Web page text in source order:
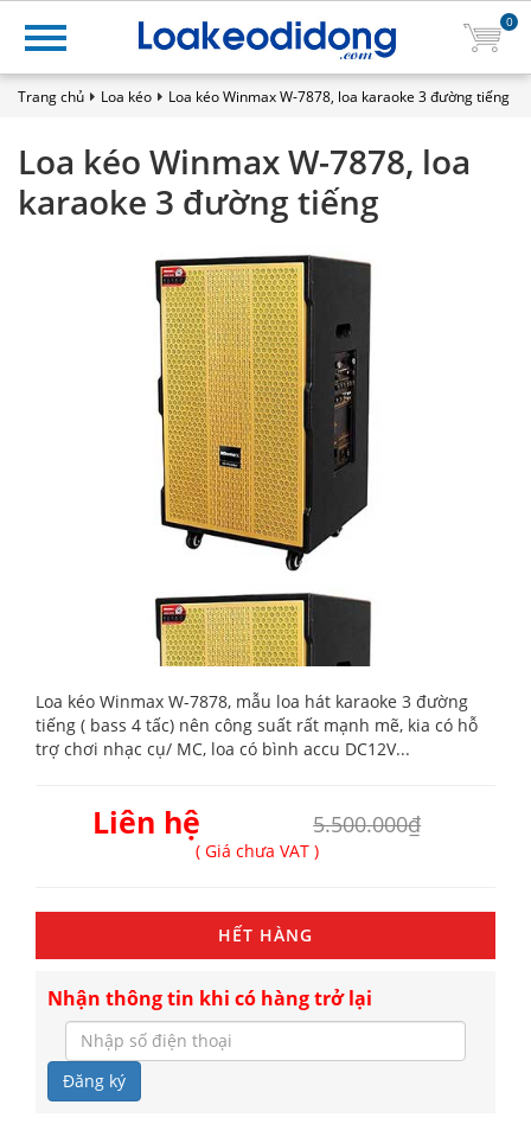
0
Trang chủ Loa kéo Loa kéo Winmax W-7878, loa karaoke 3 đường tiếng
Loa kéo Winmax W-7878, loa
karaoke 3 đường tiếng
Loa kéo Winmax W-7878, mẫu loa hát karaoke 3 đường
tiếng ( bass 4 tấc) nên công suất rất mạnh mẽ, kia có hỗ
trợ chơi nhạc cụ/ MC, loa có bình accu DC12V...
Liên hệ 5.500.000₫
( Giá chưa VAT )
HẾT HÀNG
Nhận thông tin khi có hàng trở lại
Đăng ký